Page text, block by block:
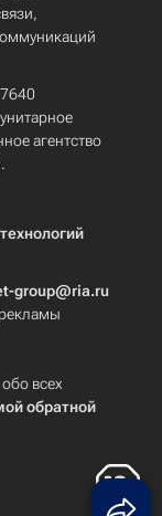
агентство
group@ria.ru
всех
обратной